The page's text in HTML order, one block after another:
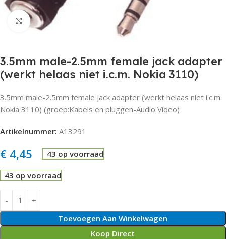
Click to enlarge
3.5mm male-2.5mm female jack adapter
(werkt helaas niet i.c.m. Nokia 3110)
3.5mm male-2.5mm female jack adapter (werkt helaas niet i.c.m.
Nokia 3110) (groep:Kabels en pluggen-Audio Video)
Artikelnummer: A13291
€ 4,45 43 op voorraad
43 op voorraad
Toevoegen Aan Winkelwagen
Koop Direct